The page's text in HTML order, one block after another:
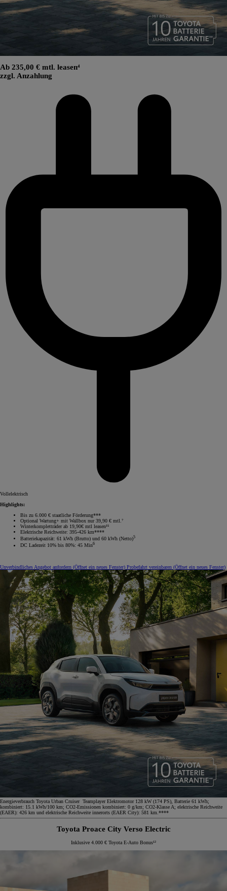
Ab 235,00 € mtl. leasen⁴
zzgl. Anzahlung
Vollelektrisch
Highlights:
Bis zu 6.000 € staatliche Förderung***
Optional Wartung+ mit Wallbox nur 39,90 € mtl.⁷
Winterkompletträder ab 19,90€ mtl leasen¹⁵
Elektrische Reichweite: 395-426 km****
Batteriekapazität: 61 kWh (Brutto) und 60 kWh (Netto)5
DC Ladezeit 10% bis 80%: 45 Min6
Unverbindliches Angebot anfordern (Öffnet ein neues Fenster) Probefahrt vereinbaren (Öffnet ein neues Fenster)
Energieverbrauch Toyota Urban Cruiser Teamplayer Elektromotor 128 kW (174 PS), Batterie 61 kWh;
kombiniert: 15.1 kWh/100 km; CO2-Emissionen kombiniert: 0 g/km; CO2-Klasse A; elektrische Reichweite
(EAER): 426 km und elektrische Reichweite innerorts (EAER City): 581 km.****
Toyota Proace City Verso Electric
Inklusive 4.000 € Toyota E-Auto Bonus¹²